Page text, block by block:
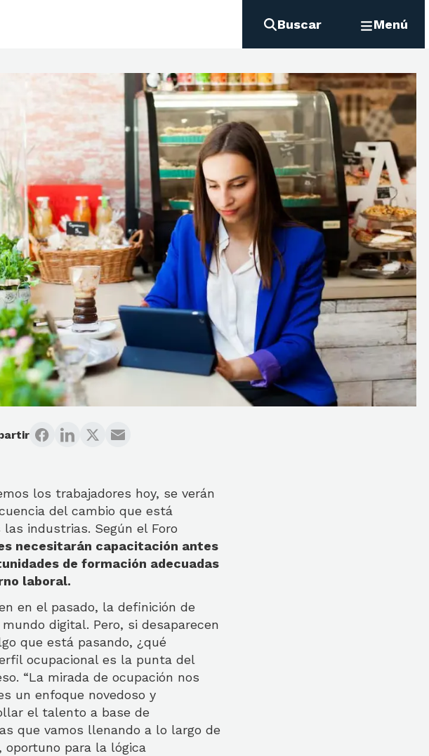
Buscar Menú
los trabajadores hoy, se verán
del cambio que está
industrias. Según el Foro
necesitarán capacitación antes
de formación adecuadas
laboral.
en el pasado, la definición de
digital. Pero, si desaparecen
que está pasando, ¿qué
ocupacional es la punta del
“La mirada de ocupación nos
un enfoque novedoso y
el talento a base de
que vamos llenando a lo largo de
oportuno para la lógica